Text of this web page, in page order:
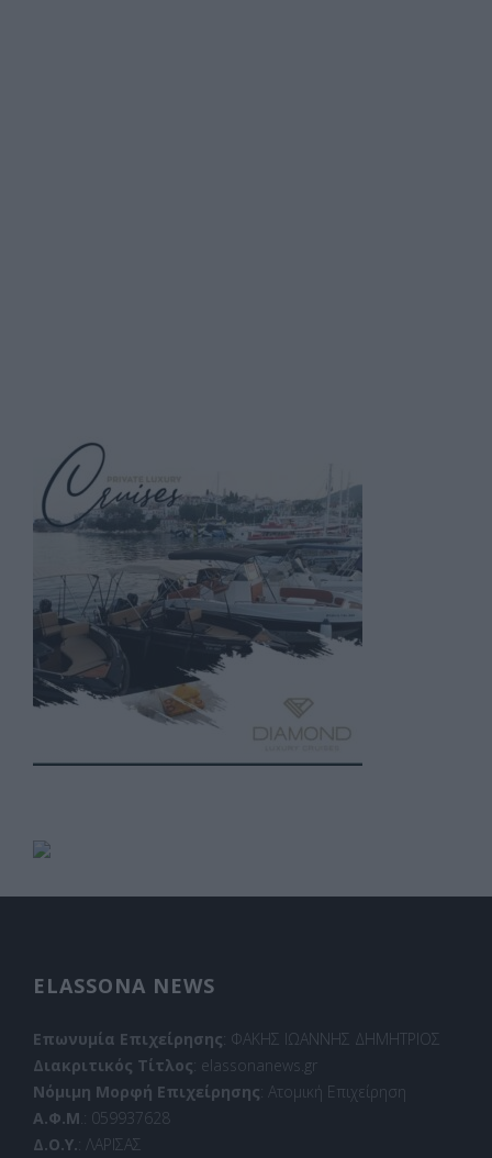
ELASSONA NEWS
Επωνυμία Επιχείρησης: ΦΑΚΗΣ ΙΩΑΝΝΗΣ ΔΗΜΗΤΡΙΟΣ
Διακριτικός Τίτλος: elassonanews.gr
Νόμιμη Μορφή Επιχείρησης: Ατομική Επιχείρηση
Α.Φ.Μ.: 059937628
Δ.Ο.Υ.: ΛΑΡΙΣΑΣ